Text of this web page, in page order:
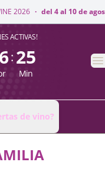
2026 · del 4 al 10 de agosto
ACTIVAS!
: 25
Min
de vino?